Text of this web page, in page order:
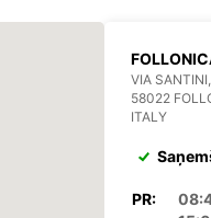
VIA
58022
ITALY
PR: